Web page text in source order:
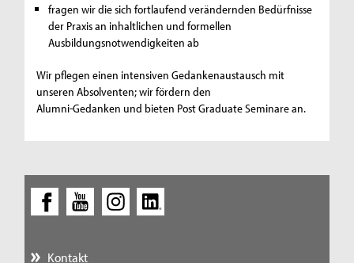
fragen wir die sich fortlaufend verändernden Bedürfnisse
der Praxis an inhaltlichen und formellen
Ausbildungsnotwendigkeiten ab
Wir pflegen einen intensiven Gedankenaustausch mit
unseren Absolventen; wir fördern den
Alumni-Gedanken und bieten Post Graduate Seminare an.
Kontakt